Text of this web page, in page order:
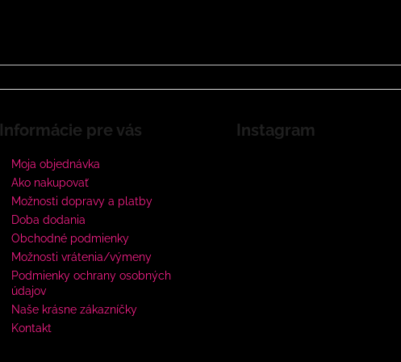
Informácie pre vás
Moja objednávka
Ako nakupovať
Možnosti dopravy a platby
Doba dodania
Obchodné podmienky
Možnosti vrátenia/výmeny
Podmienky ochrany osobných
údajov
Naše krásne zákazníčky
Kontakt
Instagram